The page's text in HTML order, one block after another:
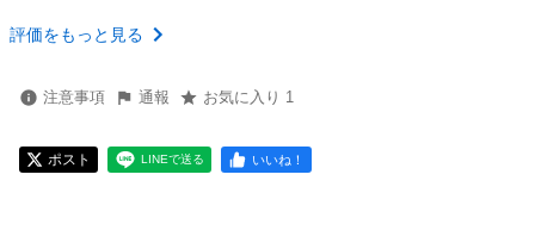
評価をもっと見る
注意事項 通報 お気に入り 1
ポスト LINEで送る いいね！